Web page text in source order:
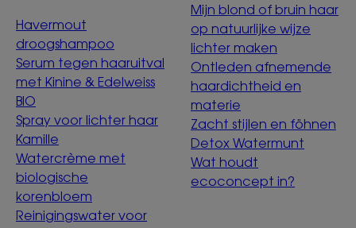
Havermout
droogshampoo
Serum tegen haaruitval
met Kinine & Edelweiss
BIO
Spray voor lichter haar
Kamille
Watercrème met
biologische
korenbloem
Reinigingswater voor
Mijn blond of bruin haar
op natuurlijke wijze
lichter maken
Ontleden afnemende
haardichtheid en
materie
Zacht stijlen en föhnen
Detox Watermunt
Wat houdt
ecoconcept in?